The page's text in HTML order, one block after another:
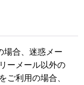
場合、迷惑メー
ーメール以外の
ご利用の場合、